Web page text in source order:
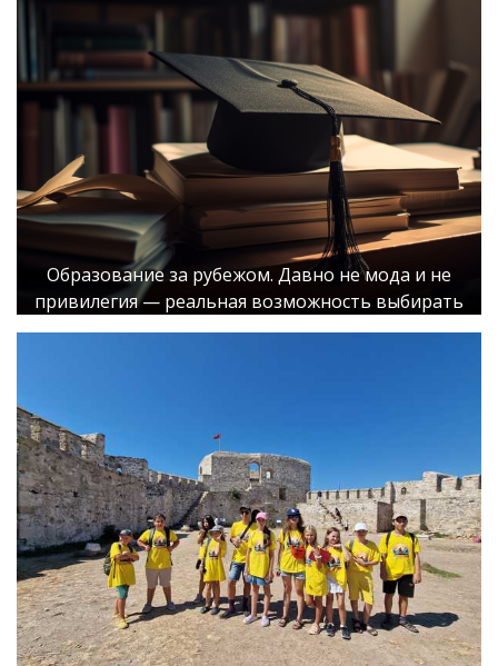
Образование за рубежом. Давно не мода и не
привилегия — реальная возможность выбирать